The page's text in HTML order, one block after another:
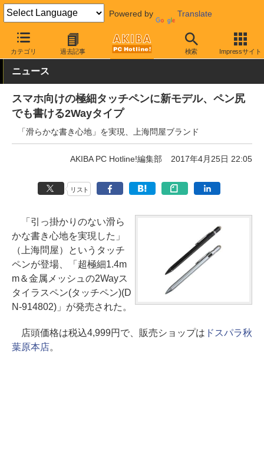
Powered by Translate
カテゴリ 過去記事 検索 Impressサイト
AKIBA PC Hotline! モバイル スマホアクセサリ スタイラス
ニュース
スマホ向けの極細タッチペンに新モデル、ペン尻
でも書ける2Wayタイプ
「滑らかな書き心地」を実現、上海問屋ブランド
AKIBA PC Hotline!編集部 2017年4月25日 22:05
リスト
「引っ掛かりのない滑ら
かな書き心地を実現した」
（上海問屋）というタッチ
ペンが登場、「超極細1.4m
m＆金属メッシュの2Wayス
タイラスペン(タッチペン)(D
N-914802)」が発売された。
店頭価格は税込4,999円で、販売ショップは ドスパラ秋
葉原本店。